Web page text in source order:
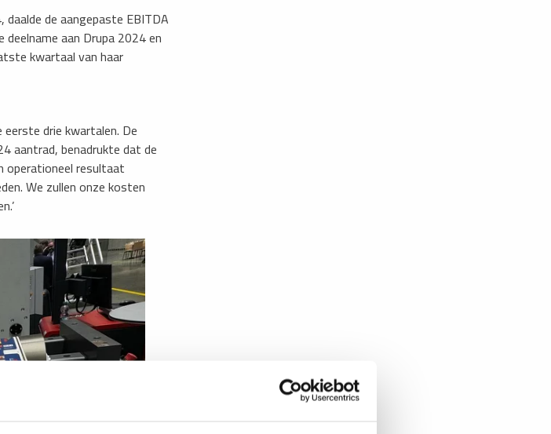
daalde de aangepaste EBITDA
aan Drupa 2024 en
kwartaal van haar
drie kwartalen. De
aantrad, benadrukte dat de
operationeel resultaat
We zullen onze kosten